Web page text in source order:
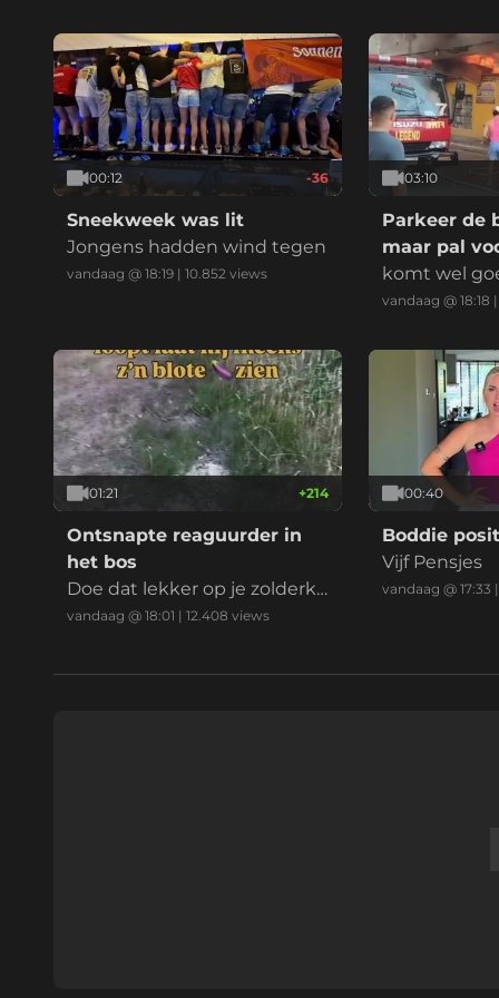
00:12 -36
Sneekweek was lit
Jongens hadden wind tegen
vandaag @ 18:19 | 10.852 views
03:10
Parkeer de
maar pal
komt wel
vandaag @ 18:18 |
01:21 +214
Ontsnapte reaguurder in
het bos
Doe dat lekker op je zolderka
mer mafkees
vandaag @ 18:01 | 12.408 views
00:40
Boddie
Vijf Pensjes
vandaag @ 17:33 |